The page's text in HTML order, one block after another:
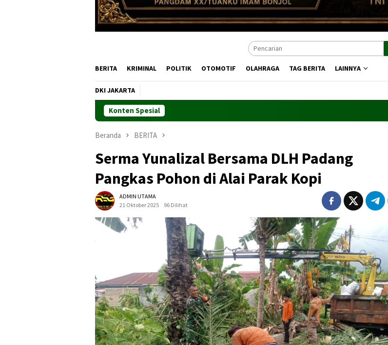
BERITA KRIMINAL POLITIK OTOMOTIF OLAHRAGA TAG BERITA LAINNYA
DKI JAKARTA
Konten Spesial
Beranda BERITA
Serma Yunalizal Bersama DLH Padang
Pangkas Pohon di Alai Parak Kopi
ADMIN UTAMA
21 Oktober 2025
96 Dilihat